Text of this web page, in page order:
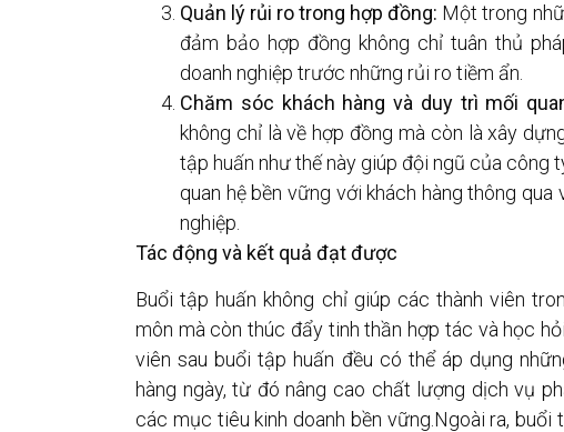
Quản lý rủi ro trong hợp đồng: Một trong
đảm bảo hợp đồng không chỉ tuân thủ
doanh nghiệp trước những rủi ro tiềm ẩn.
Chăm sóc khách hàng và duy trì mối
không chỉ là về hợp đồng mà còn là xây
tập huấn như thế này giúp đội ngũ của công
quan hệ bền vững với khách hàng thông
nghiệp.
Tác động và kết quả đạt được
Buổi tập huấn không chỉ giúp các thành viên
môn mà còn thúc đẩy tinh thần hợp tác và học
viên sau buổi tập huấn đều có thể áp dụng
hàng ngày, từ đó nâng cao chất lượng dịch vụ
các mục tiêu kinh doanh bền vững.Ngoài ra,